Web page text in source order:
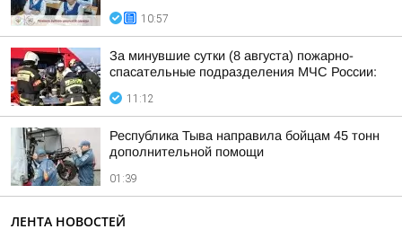
10:57
За минувшие сутки (8 августа) пожарно-
спасательные подразделения МЧС России:
11:12
Республика Тыва направила бойцам 45 тонн
дополнительной помощи
01:39
ЛЕНТА НОВОСТЕЙ